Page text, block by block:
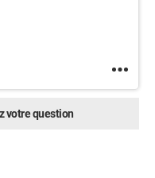
votre question